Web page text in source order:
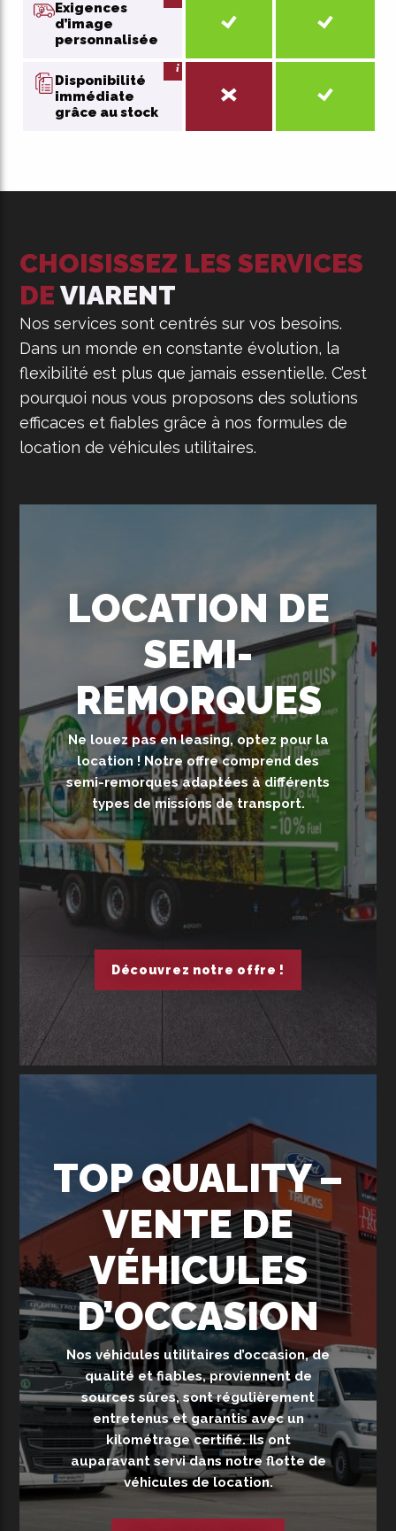
Exigences
d’image
personnalisée
Disponibilité
immédiate
grâce au stock
CHOISISSEZ LES SERVICES
DEVIARENT
Nos services sont centrés sur vos besoins.
Dans un monde en constante évolution, la
flexibilité est plus que jamais essentielle. C’est
pourquoi nous vous proposons des solutions
efficaces et fiables grâce à nos formules de
location de véhicules utilitaires.
LOCATION DE
SEMI-
REMORQUES
Ne louez pas en leasing, optez pour la
location ! Notre offre comprend des
semi-remorques adaptées à différents
types de missions de transport.
Découvrez notre offre !
TOP QUALITY –
VENTE DE
VÉHICULES
D’OCCASION
Nos véhicules utilitaires d’occasion, de
qualité et fiables, proviennent de
sources sûres, sont régulièrement
entretenus et garantis avec un
kilométrage certifié. Ils ont
auparavant servi dans notre flotte de
véhicules de location.